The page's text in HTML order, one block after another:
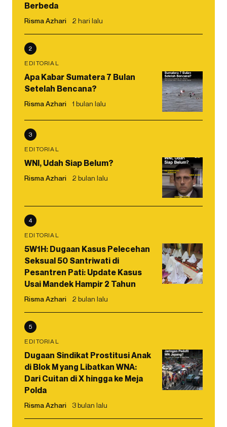
Berbeda
Risma Azhari 2 hari lalu
2
EDITORIAL
Apa Kabar Sumatera 7 Bulan
Setelah Bencana?
Risma Azhari 1 bulan lalu
3
EDITORIAL
WNI, Udah Siap Belum?
Risma Azhari 2 bulan lalu
4
EDITORIAL
5W1H: Dugaan Kasus Pelecehan
Seksual 50 Santriwati di
Pesantren Pati: Update Kasus
Usai Mandek Hampir 2 Tahun
Risma Azhari 2 bulan lalu
5
EDITORIAL
Dugaan Sindikat Prostitusi Anak
di Blok M yang Libatkan WNA:
Dari Cuitan di X hingga ke Meja
Polda
Risma Azhari 3 bulan lalu